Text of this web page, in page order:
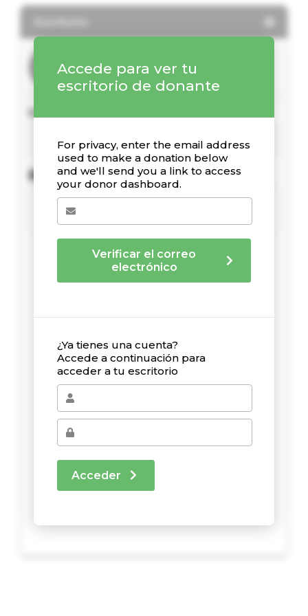
Accede para ver tu
escritorio de donante
For privacy, enter the email address
used to make a donation below
and we'll send you a link to access
your donor dashboard.
Verificar el correo
electrónico
¿Ya tienes una cuenta?
Accede a continuación para
acceder a tu escritorio
Acceder
Donaciones recientes